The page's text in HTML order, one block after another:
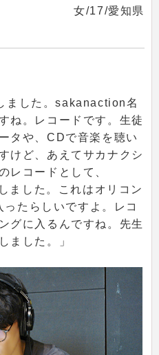
女/17/愛知県
ました。sakanaction名
ね。レコードです。生徒
タや、CDで音楽を聴い
けど、あえてサカナクシ
レコードとして、
ました。これはオリコン
たらしいですよ。レコ
グに入るんですね。先生
ました。」